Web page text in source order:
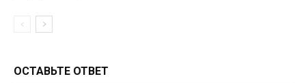
ОСТАВЬТЕ ОТВЕТ